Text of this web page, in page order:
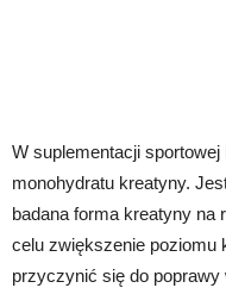
W suplementacji
monohydratu kreatyny.
badana forma kreatyny na
celu zwiększenie poziomu
przyczynić się do